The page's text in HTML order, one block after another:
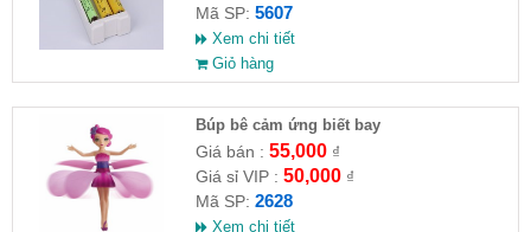
Mã SP: 5607
Xem chi tiết
Giỏ hàng
​Búp bê cảm ứng biết bay
Giá bán : 55,000₫
Giá sỉ VIP : 50,000₫
Mã SP: 2628
Xem chi tiết